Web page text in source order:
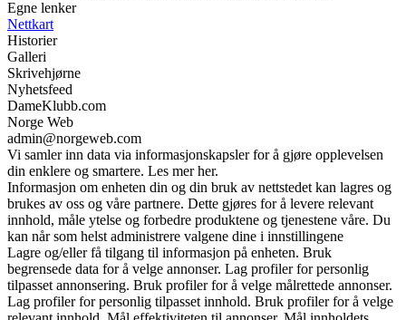
Egne lenker
Nettkart
Historier
Galleri
Skrivehjørne
Nyhetsfeed
DameKlubb.com
Norge Web
admin@norgeweb.com
Vi samler inn data via informasjonskapsler for å gjøre opplevelsen
din enklere og smartere. Les mer her.
Informasjon om enheten din og din bruk av nettstedet kan lagres og
brukes av oss og våre partnere. Dette gjøres for å levere relevant
innhold, måle ytelse og forbedre produktene og tjenestene våre. Du
kan når som helst administrere valgene dine i innstillingene
Lagre og/eller få tilgang til informasjon på enheten. Bruk
begrensede data for å velge annonser. Lag profiler for personlig
tilpasset annonsering. Bruk profiler for å velge målrettede annonser.
Lag profiler for personlig tilpasset innhold. Bruk profiler for å velge